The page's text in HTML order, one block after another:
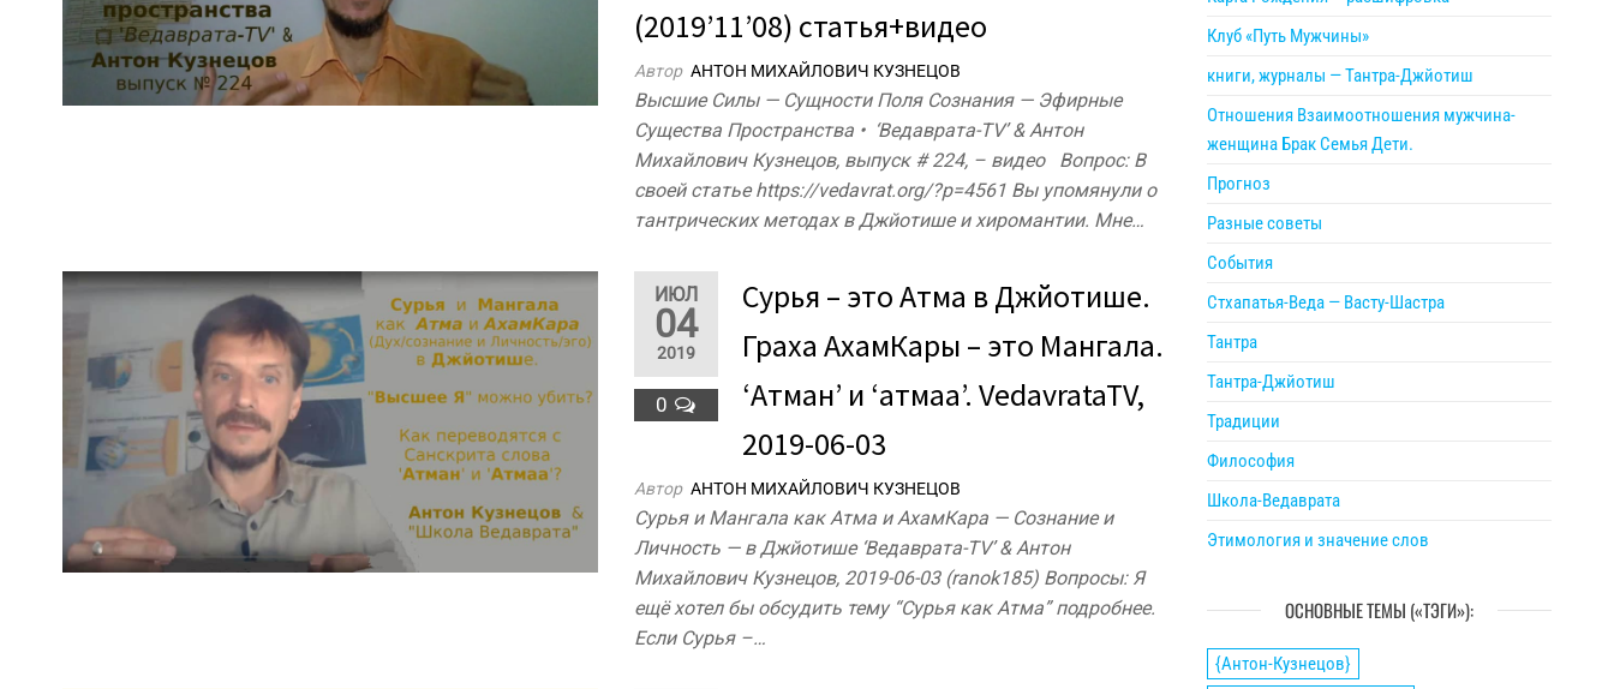
(2019’11’08) статья+видео
Автор АНТОН МИХАЙЛОВИЧ КУЗНЕЦОВ
Высшие Силы — Сущности Поля Сознания — Эфирные
Существа Пространства • ‘Ведаврата-TV’ & Антон
Михайлович Кузнецов, выпуск # 224, – видео Вопрос: В
своей статье https://vedavrat.org/?p=4561 Вы упомянули о
тантрических методах в Джйотише и хиромантии. Мне…
ИЮЛ
04
2019
0
Сурья – это Атма в Джйотише.
Граха АхамКары – это Мангала.
‘Атман’ и ‘атмаа’. VedavrataTV,
2019-06-03
Автор АНТОН МИХАЙЛОВИЧ КУЗНЕЦОВ
Сурья и Мангала как Атма и АхамКара — Сознание и
Личность — в Джйотише ‘Ведаврата-TV’ & Антон
Михайлович Кузнецов, 2019-06-03 (ranok185) Вопросы: Я
ещё хотел бы обсудить тему “Сурья как Атма” подробнее.
Если Сурья –…
Клуб «Путь Мужчины»
книги, журналы — Тантра-Джйотиш
Отношения Взаимоотношения мужчина-
женщина Брак Семья Дети.
Прогноз
Разные советы
События
Стхапатья-Веда — Васту-Шастра
Тантра
Тантра-Джйотиш
Традиции
Философия
Школа-Ведаврата
Этимология и значение слов
ОСНОВНЫЕ ТЕМЫ («ТЭГИ»):
{Антон-Кузнецов}